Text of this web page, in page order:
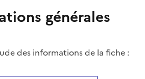
générales
des informations de la fiche :